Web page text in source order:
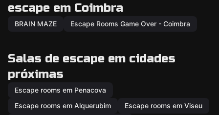
escape em Coimbra
BRAIN MAZE Escape Rooms Game Over - Coimbra
Salas de escape em cidades
próximas
Escape rooms em Penacova
Escape rooms em Alquerubim
Escape rooms em Viseu